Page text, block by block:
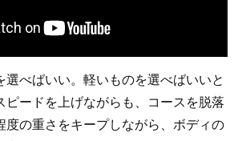
選べばいい。軽いものを選べばいいと
ピードを上げながらも、コースを脱落
度の重さをキープしながら、ボディの